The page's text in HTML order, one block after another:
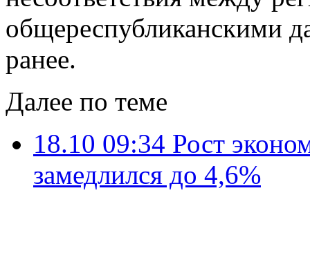
общереспубликанскими
ранее.
Далее по теме
18.10 09:34 Рост
замедлился до 4,6%